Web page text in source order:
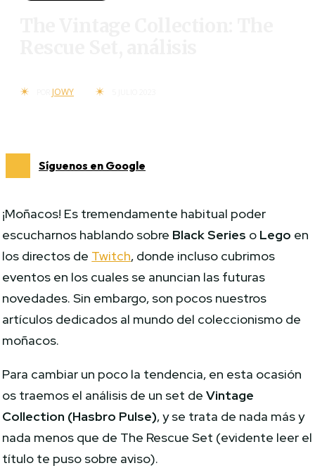
JOWY
Síguenos en Google
¡Moñacos! Es tremendamente habitual poder
escucharnos hablando sobre Black Series o Lego en
los directos de Twitch, donde incluso cubrimos
eventos en los cuales se anuncian las futuras
novedades. Sin embargo, son pocos nuestros
artículos dedicados al mundo del coleccionismo de
moñacos.
Para cambiar un poco la tendencia, en esta ocasión
os traemos el análisis de un set deVintage
Collection (Hasbro Pulse), y se trata de nada más y
nada menos que de The Rescue Set (evidente leer el
título te puso sobre aviso).